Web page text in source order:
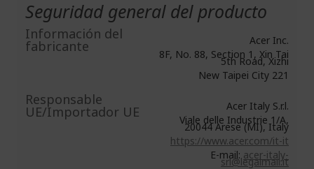
Seguridad general del producto
Información del
fabricante
Acer Inc.
8F, No. 88, Section 1, Xin Tai
5th Road, Xizhi
New Taipei City 221
Responsable
UE/Importador UE
Acer Italy S.r.l.
Viale delle Industrie 1/A,
20044 Arese (MI), Italy
https://www.acer.com/it-it
E-mail:acer-italy-
srl@legalmail.it